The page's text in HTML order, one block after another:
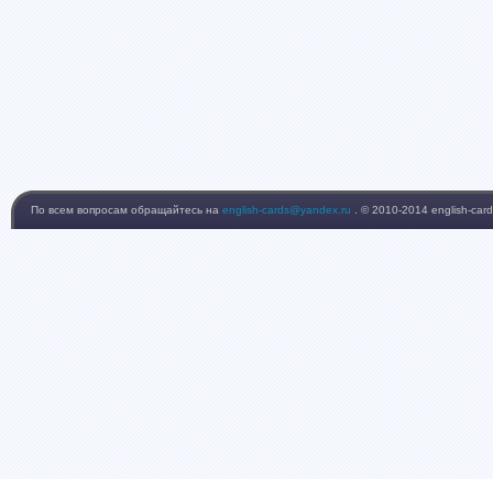
По всем вопросам обращайтесь на english-cards@yandex.ru . © 2010-2014 english-